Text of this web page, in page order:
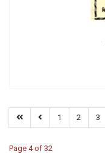
1 2 3
Page 4 of 32